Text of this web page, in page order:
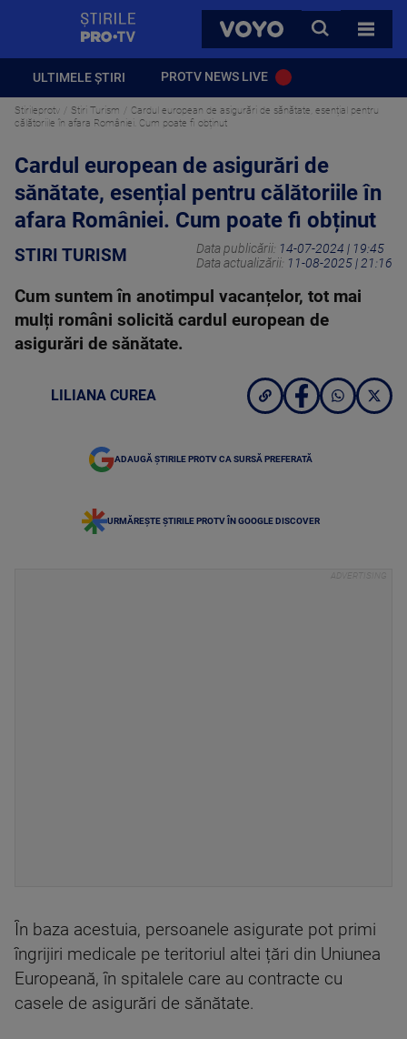
VOYO
CAUTA
TOATE
ULTIMELE ȘTIRI PROTV NEWS LIVE
Stirileprotv Stiri Turism
Cardul european de asigurări de sănătate, esențial pentru
călătoriile în afara României. Cum poate fi obținut
Cardul european de asigurări de
sănătate, esențial pentru călătoriile în
afara României. Cum poate fi obținut
STIRI TURISM Data publicării: 14-07-2024 | 19:45
Data actualizării: 11-08-2025 | 21:16
Cum suntem în anotimpul vacanțelor, tot mai
mulți români solicită cardul european de
asigurări de sănătate.
LILIANA CUREA
ADAUGĂ ȘTIRILE PROTV CA SURSĂ PREFERATĂ
URMĂREȘTE ȘTIRILE PROTV ÎN GOOGLE DISCOVER
În baza acestuia, persoanele asigurate pot primi
îngrijiri medicale pe teritoriul altei țări din Uniunea
Europeană, în spitalele care au contracte cu
casele de asigurări de sănătate.